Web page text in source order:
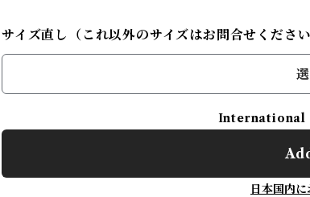
サイズ直し（これ以外のサイズはお問合せください
International
日本国内